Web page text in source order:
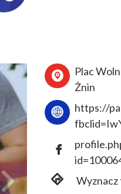
Plac
Żnin
https://
Wyznacz